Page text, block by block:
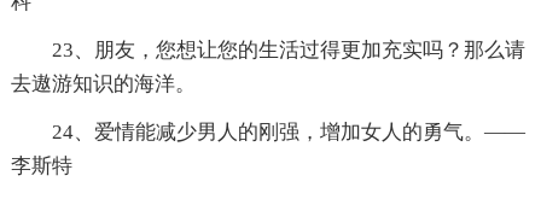
23、朋友，您想让您的生活过得更加充实吗？那么请
去遨游知识的海洋。
24、爱情能减少男人的刚强，增加女人的勇气。——
李斯特